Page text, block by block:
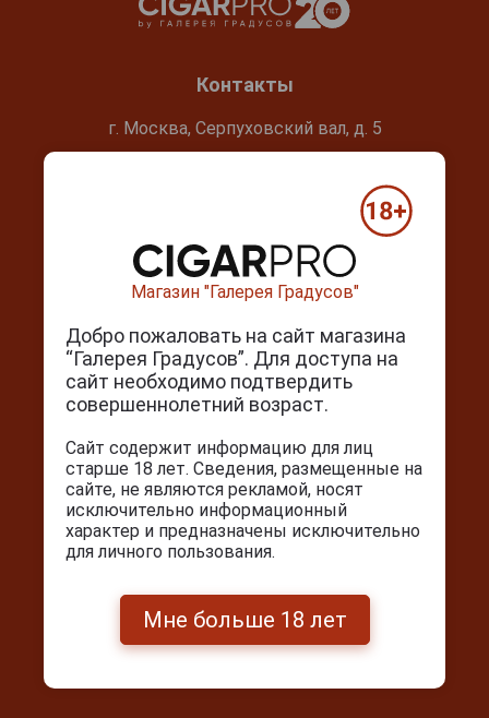
Контакты
г. Москва, Серпуховский вал, д. 5
Покупателям
Контакты
Покупка и оплата
Блог
Подарочный сертификат
Проверка сертификата
Календарь праздников
Магазин "Галерея Градусов"
Добро пожаловать на сайт магазина
“Галерея Градусов”. Для доступа на
сайт необходимо подтвердить
совершеннолетний возраст.
Сайт содержит информацию для лиц
старше 18 лет. Сведения, размещенные на
сайте, не являются рекламой, носят
исключительно информационный
характер и предназначены исключительно
для личного пользования.
Мне больше 18 лет